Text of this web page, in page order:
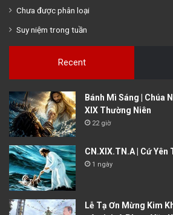
Chưa được phân loại
Suy niệm trong tuần
Recent
Bánh Mì Sáng | Chúa
XIX Thường Niên
22 giờ
CN.XIX.TN.A | Cứ Yên
1 ngày
Lễ Tạ Ơn Mừng Kim